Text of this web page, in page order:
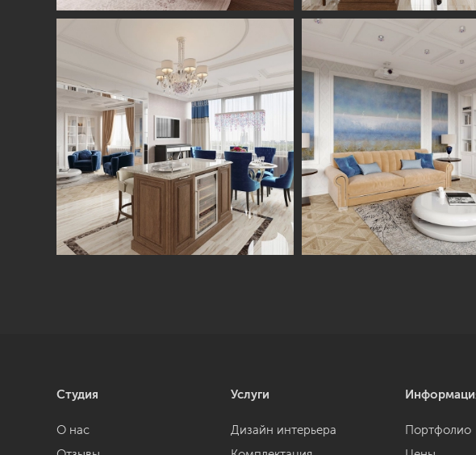
Студия
О нас
Услуги
Дизайн интерьера
Портфолио